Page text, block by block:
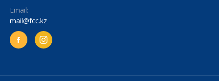
Email:
mail@fcc.kz
Facebook